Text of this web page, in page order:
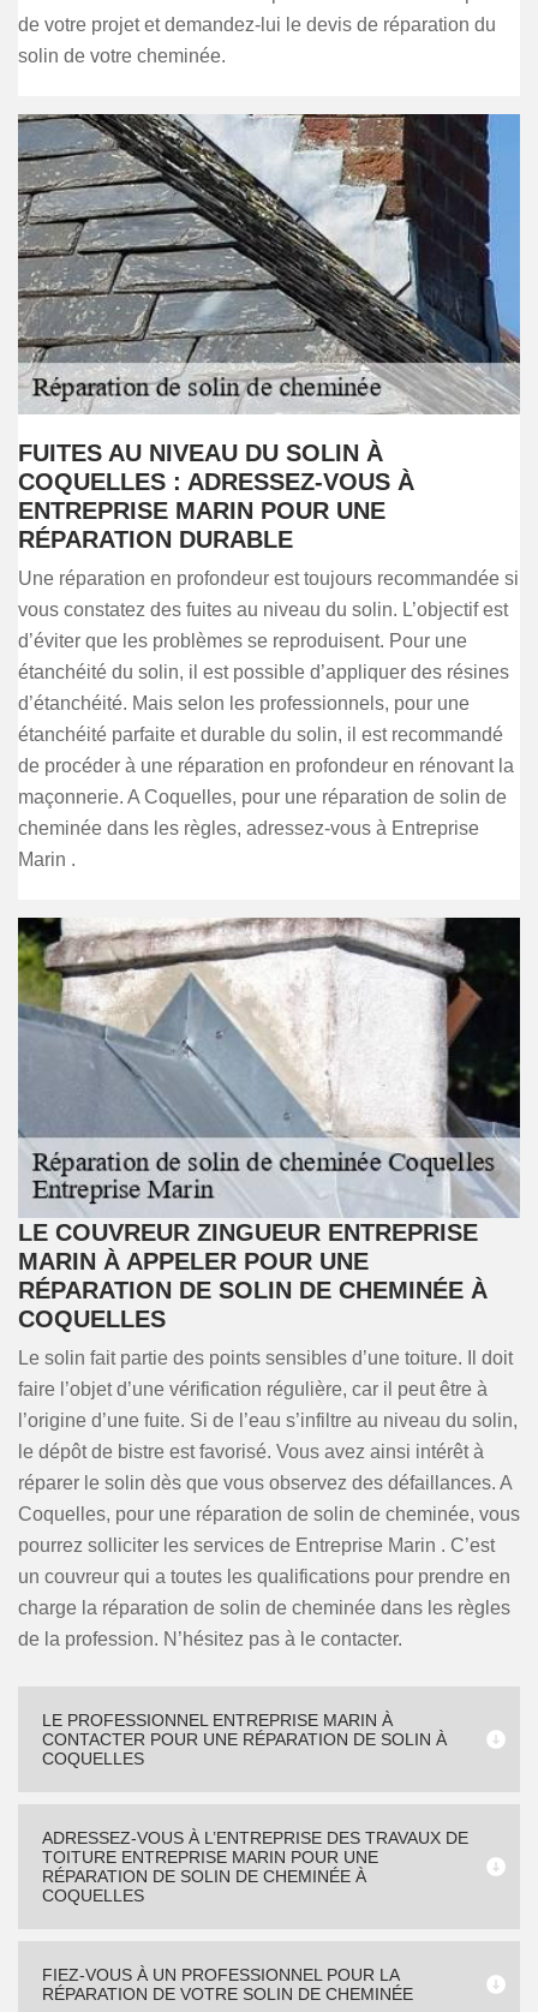
de votre projet et demandez-lui le devis de réparation du
solin de votre cheminée.
FUITES AU NIVEAU DU SOLIN À
COQUELLES : ADRESSEZ-VOUS À
ENTREPRISE MARIN POUR UNE
RÉPARATION DURABLE
Une réparation en profondeur est toujours recommandée si
vous constatez des fuites au niveau du solin. L’objectif est
d’éviter que les problèmes se reproduisent. Pour une
étanchéité du solin, il est possible d’appliquer des résines
d’étanchéité. Mais selon les professionnels, pour une
étanchéité parfaite et durable du solin, il est recommandé
de procéder à une réparation en profondeur en rénovant la
maçonnerie. A Coquelles, pour une réparation de solin de
cheminée dans les règles, adressez-vous à Entreprise
Marin .
LE COUVREUR ZINGUEUR ENTREPRISE
MARIN À APPELER POUR UNE
RÉPARATION DE SOLIN DE CHEMINÉE À
COQUELLES
Le solin fait partie des points sensibles d’une toiture. Il doit
faire l’objet d’une vérification régulière, car il peut être à
l’origine d’une fuite. Si de l’eau s’infiltre au niveau du solin,
le dépôt de bistre est favorisé. Vous avez ainsi intérêt à
réparer le solin dès que vous observez des défaillances. A
Coquelles, pour une réparation de solin de cheminée, vous
pourrez solliciter les services de Entreprise Marin . C’est
un couvreur qui a toutes les qualifications pour prendre en
charge la réparation de solin de cheminée dans les règles
de la profession. N’hésitez pas à le contacter.
LE PROFESSIONNEL ENTREPRISE MARIN À
CONTACTER POUR UNE RÉPARATION DE SOLIN À
COQUELLES
ADRESSEZ-VOUS À L’ENTREPRISE DES TRAVAUX DE
TOITURE ENTREPRISE MARIN POUR UNE
RÉPARATION DE SOLIN DE CHEMINÉE À
COQUELLES
FIEZ-VOUS À UN PROFESSIONNEL POUR LA
RÉPARATION DE VOTRE SOLIN DE CHEMINÉE